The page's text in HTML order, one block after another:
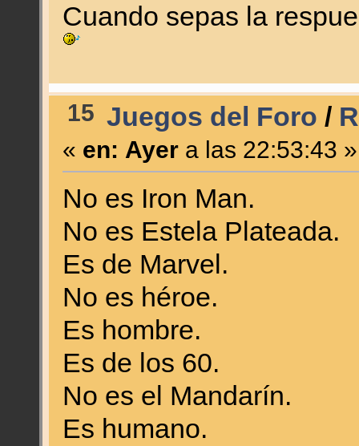
Cuando sepas la
15 Juegos del Foro /
« en: Ayera las 22:53:43 »
No es Iron Man.
No es Estela Plateada.
Es de Marvel.
No es héroe.
Es hombre.
Es de los 60.
No es el Mandarín.
Es humano.